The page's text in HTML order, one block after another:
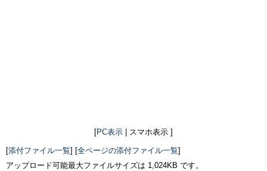
[PC表示 | スマホ表示 ]
[添付ファイル一覧] [全ページの添付ファイル一覧]
アップロード可能最大ファイルサイズは 1,024KB です。